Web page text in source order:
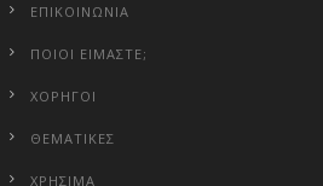
ΕΠΙΚΟΙΝΩΝΙΑ
ΠΟΙΟΙ ΕΙΜΑΣΤΕ;
ΧΟΡΗΓΟΙ
ΘΕΜΑΤΙΚΕΣ
ΧΡΗΣΙΜΑ